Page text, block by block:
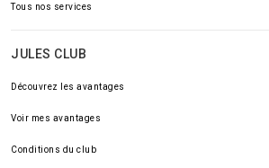
Tous nos services
JULES CLUB
Découvrez les avantages
Voir mes avantages
Conditions du club